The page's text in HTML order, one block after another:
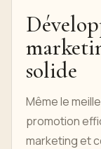
solide
Même le
promotion
marketing et